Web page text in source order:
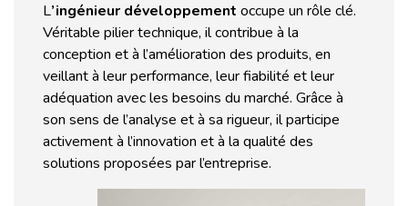
L’ingénieur développement occupe un rôle clé.
Véritable pilier technique, il contribue à la
conception et à l’amélioration des produits, en
veillant à leur performance, leur fiabilité et leur
adéquation avec les besoins du marché. Grâce à
son sens de l’analyse et à sa rigueur, il participe
activement à l’innovation et à la qualité des
solutions proposées par l’entreprise.